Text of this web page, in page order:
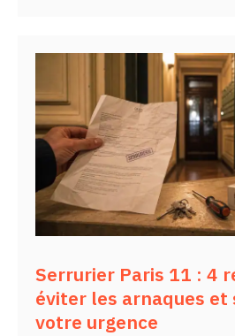
Serrurier Paris 11 : 4
éviter les arnaques et
votre urgence